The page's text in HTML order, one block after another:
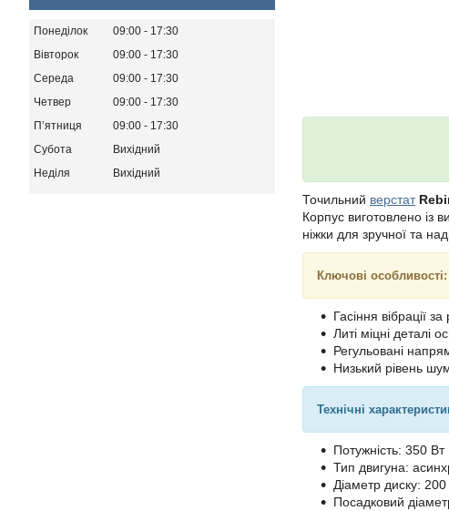
Точильний верстат
Корпус виготовлено із
ніжки для зручної та
Ключові особливості:
Гасіння вібрації
Литі міцні деталі
Регульовані
Низький рівень
Технічні
Потужність: 350 Вт
Тип двигуна:
Діаметр диску:
Посадковий
Понеділок 09:00
17:30
Вівторок
09:00
17:30
Середа
09:00
17:30
Четвер
09:00
17:30
Пʼятниця
09:00
17:30
Субота
Вихідний
Неділя
Вихідний